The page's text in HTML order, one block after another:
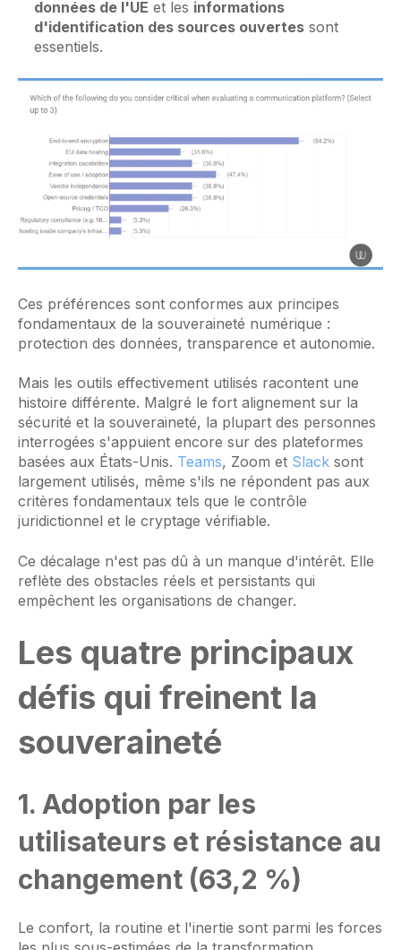
données de l'UE et les informations
d'identification des sources ouvertessont
essentiels.
Ces préférences sont conformes aux principes
fondamentaux de la souveraineté numérique :
protection des données, transparence et autonomie.
Mais les outils effectivement utilisés racontent une
histoire différente. Malgré le fort alignement sur la
sécurité et la souveraineté, la plupart des personnes
interrogées s'appuient encore sur des plateformes
basées aux États-Unis. Teams, Zoom et Slack sont
largement utilisés, même s'ils ne répondent pas aux
critères fondamentaux tels que le contrôle
juridictionnel et le cryptage vérifiable.
Ce décalage n'est pas dû à un manque d'intérêt. Elle
reflète des obstacles réels et persistants qui
empêchent les organisations de changer.
Les quatre principaux
défis qui freinent la
souveraineté
1. Adoption par les
utilisateurs et résistance au
changement (63,2 %)
Le confort, la routine et l'inertie sont parmi les forces